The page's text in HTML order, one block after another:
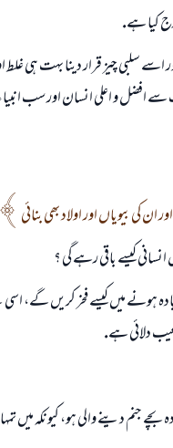
سلبى چيز قرار دينا بہت ہى غلط
افضل و اعلى انسان اور سب
بيوياں اور اولاد بھى بنائى
كيسے باقى رہے گى ؟
ہونے ميں كيسے فخر كريں گے،
دلائى ہے.
جنم دينے والى ہو، كيونكہ ميں